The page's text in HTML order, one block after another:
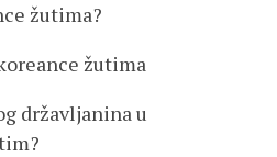
žutima?
žutima
državljanina u